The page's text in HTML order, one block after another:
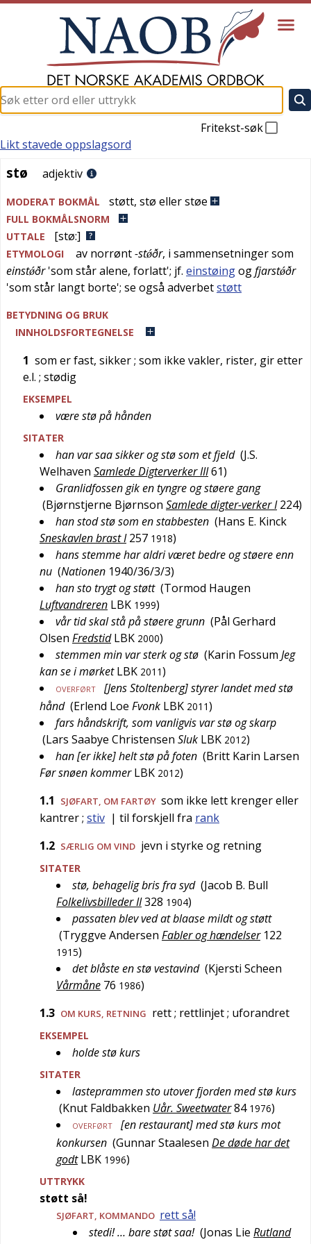
Fritekst-søk
stø
Likt stavede oppslagsord
stø adjektiv
MODERAT BOKMÅL støtt, stø eller støe
FULL BOKMÅLSNORM
UTTALE
[stø:]
ETYMOLOGI av norrønt-stǿðr, i sammensetninger som
einstǿðr'som står alene, forlatt'; jf. einstøingogfjarstǿðr
'som står langt borte'; se også adverbetstøtt
BETYDNING OG BRUK
INNHOLDSFORTEGNELSE
1 som er fast, sikker; som ikke vakler, rister, gir etter
e.l. ; stødig
EKSEMPEL
være stø på hånden
SITATER
han var saa sikker og stø som et fjeld (J.S.
Welhaven Samlede Digterverker III61)
Granlidfossen gik en tyngre og støere gang
(Bjørnstjerne Bjørnson Samlede digter-verker I 224)
han stod stø som en stabbesten (Hans E. Kinck
Sneskavlen brast I 257 1918)
hans stemme har aldri været bedre og støere enn
nu (Nationen 1940/36/3/3)
han sto trygt og støtt (Tormod Haugen
Luftvandreren LBK 1999)
vår tid skal stå på støere grunn (Pål Gerhard
Olsen Fredstid LBK 2000)
stemmen min var sterk og stø (Karin Fossum Jeg
kan se i mørket LBK 2011)
OVERFØRT
[Jens Stoltenberg] styrer landet med stø
hånd (Erlend Loe Fvonk LBK 2011)
fars håndskrift, som vanligvis var stø og skarp
(Lars Saabye Christensen Sluk LBK 2012)
han [er ikke] helt stø på foten (Britt Karin Larsen
Før snøen kommer LBK 2012)
1.1
SJØFART, OM FARTØY som ikke lett krenger eller
kantrer; stiv | til forskjell fra rank
1.2 SÆRLIG OM VIND jevn i styrke og retning
SITATER
stø, behagelig bris fra syd (Jacob B. Bull
Folkelivsbilleder II328 1904)
passaten blev ved at blaase mildt og støtt
(Tryggve Andersen Fabler og hændelser 122
1915)
det blåste en stø vestavind (Kjersti Scheen
Vårmåne 76 1986)
1.3 OM KURS, RETNING rett; rettlinjet; uforandret
EKSEMPEL
holde stø kurs
SITATER
lasteprammen sto utover fjorden med stø kurs
(Knut Faldbakken Uår. Sweetwater84 1976)
OVERFØRT
[en restaurant] med stø kurs mot
konkursen (Gunnar Staalesen De døde har det
godt LBK 1996)
UTTRYKK
støtt så!
SJØFART, KOMMANDO rett så!
stedi! … bare støt saa! (Jonas Lie Rutland